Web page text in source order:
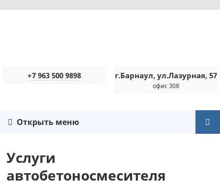
+7 963 500 9898 г.Барнаул, ул.Лазурная, 57
офис 308
Открыть меню
Услуги
автобетоносмесителя